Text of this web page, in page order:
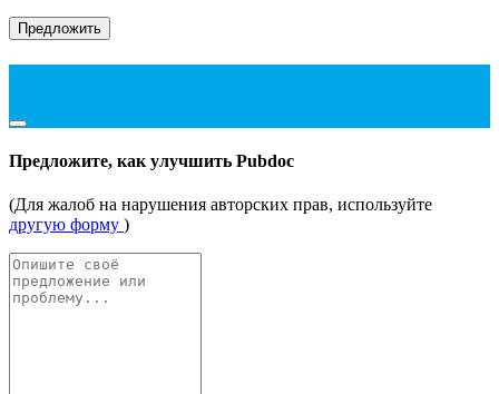
Предложить
Предложите, как улучшить Pubdoc
(Для жалоб на нарушения авторских прав, используйте
другую форму )